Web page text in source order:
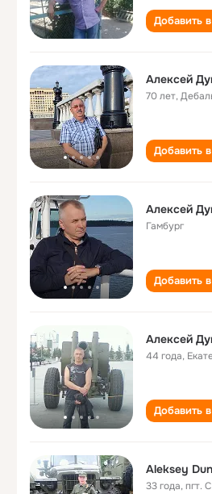
Добавить
Алексей
70 лет,
Добавить
Алексей
Гамбург
Добавить
Алексей
44 года,
Добавить
Aleksey
33 года,пгт.